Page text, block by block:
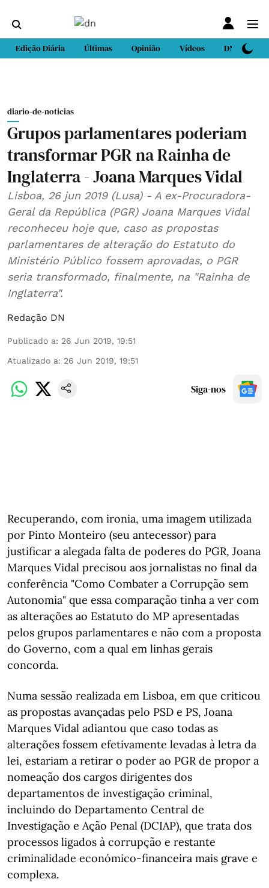
Edição Diária Últimas Opinião Vídeos DN Sport
diario-de-noticias
Grupos parlamentares poderiam
transformar PGR na Rainha de
Inglaterra - Joana Marques Vidal
Lisboa, 26 jun 2019 (Lusa) - A ex-Procuradora-
Geral da República (PGR) Joana Marques Vidal
reconheceu hoje que, caso as propostas
parlamentares de alteração do Estatuto do
Ministério Público fossem aprovadas, o PGR
seria transformado, finalmente, na "Rainha de
Inglaterra".
Redação DN
Publicado a: 26 Jun 2019, 19:51
Atualizado a: 26 Jun 2019, 19:51
Siga-nos
Recuperando, com ironia, uma imagem utilizada
por Pinto Monteiro (seu antecessor) para
justificar a alegada falta de poderes do PGR, Joana
Marques Vidal precisou aos jornalistas no final da
conferência "Como Combater a Corrupção sem
Autonomia" que essa comparação tinha a ver com
as alterações ao Estatuto do MP apresentadas
pelos grupos parlamentares e não com a proposta
do Governo, com a qual em linhas gerais
concorda.
Numa sessão realizada em Lisboa, em que criticou
as propostas avançadas pelo PSD e PS, Joana
Marques Vidal adiantou que caso todas as
alterações fossem efetivamente levadas à letra da
lei, estariam a retirar o poder ao PGR de propor a
nomeação dos cargos dirigentes dos
departamentos de investigação criminal,
incluindo do Departamento Central de
Investigação e Ação Penal (DCIAP), que trata dos
processos ligados à corrupção e restante
criminalidade económico-financeira mais grave e
complexa.